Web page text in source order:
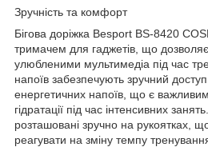
Зручність та комфорт
Бігова доріжка Besport BS-8420
тримачем для гаджетів, що
улюбленими мультимедіа під час
напоїв забезпечують зручний
енергетичних напоїв, що є
гідратації під час інтенсивних
розташовані зручно на рукоятках,
реагувати на зміну темпу